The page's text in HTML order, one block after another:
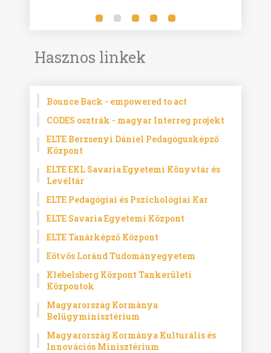
Hasznos linkek
Bounce Back - empowered to act
CODES osztrák - magyar Interreg projekt
ELTE Berzsenyi Dániel Pedagógusképző
Központ
ELTE EKL Savaria Egyetemi Könyvtár és
Levéltár
ELTE Pedagógiai és Pszichológiai Kar
ELTE Savaria Egyetemi Központ
ELTE Tanárképző Központ
Eötvös Loránd Tudományegyetem
Klebelsberg Központ Tankerületi
Központok
Magyarország Kormánya
Belügyminisztérium
Magyarország Kormánya Kulturális és
Innovációs Minisztérium